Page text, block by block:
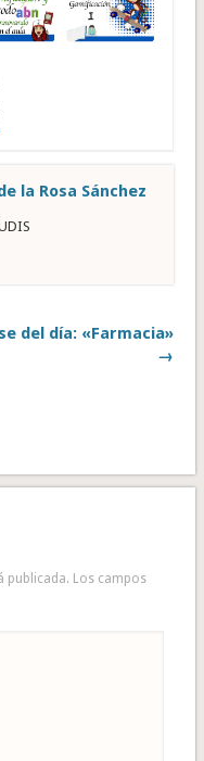
la Rosa Sánchez
del día: «Farmacia»
→
publicada. Los campos